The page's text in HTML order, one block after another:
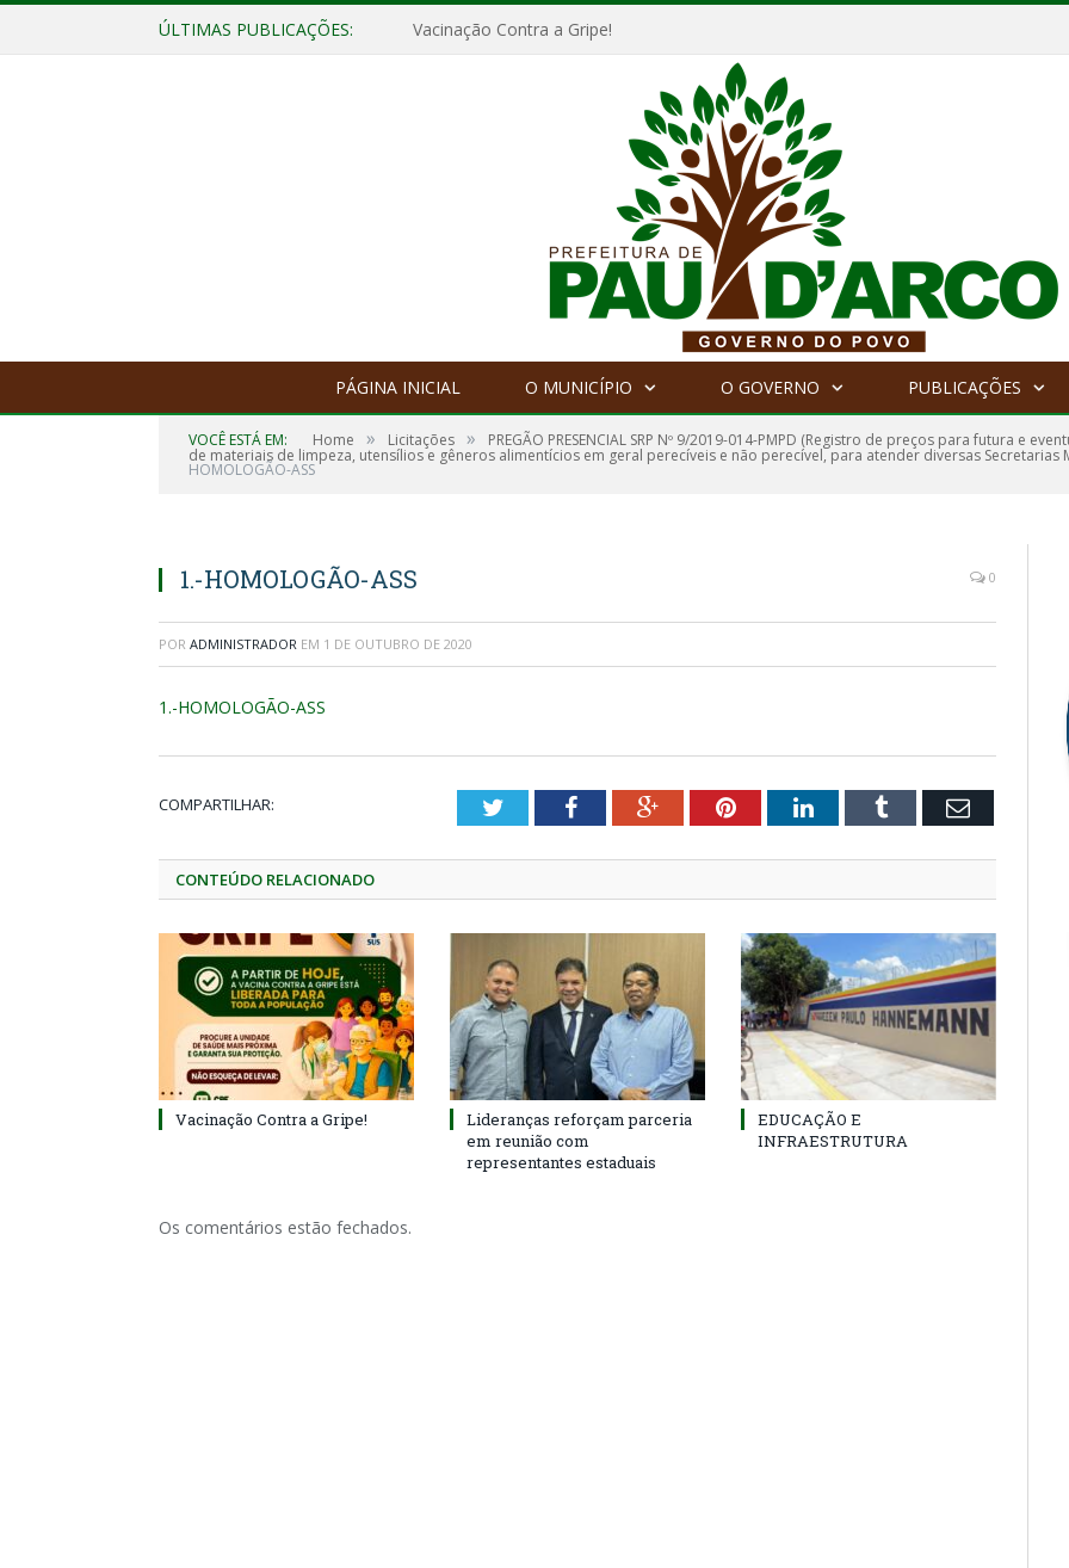
ÚLTIMAS PUBLICAÇÕES: Vacinação Contra a Gripe!
PÁGINA INICIAL O MUNICÍPIO O GOVERNO PUBLICAÇÕES
VOCÊ ESTÁ EM: Home » Licitações » PREGÃO PRESENCIAL SRP Nº 9/2019-014-PMPD (Registro de preços para futura e
de materiais de limpeza, utensílios e gêneros alimentícios em geral perecíveis e não perecível, para atender diversas Secretarias
HOMOLOGÃO-ASS
1.-HOMOLOGÃO-ASS 0
POR ADMINISTRADOR EM 1 DE OUTUBRO DE 2020
1.-HOMOLOGÃO-ASS
COMPARTILHAR: TwitterFacebookGoogle+PinterestLinkedInTumblr Email
CONTEÚDO RELACIONADO
Vacinação Contra a Gripe!
Lideranças reforçam parceria
em reunião com
representantes estaduais
EDUCAÇÃO E
INFRAESTRUTURA
Os comentários estão fechados.